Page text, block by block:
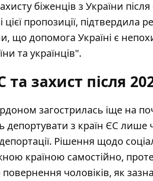
біженців з України
пропозиції, підтвердила
що допомога Україні є
та українців".
захист після
загострилась іще на
депортувати з країн ЄС лише
Рішення щодо
країною самостійно,
чоловіків, як